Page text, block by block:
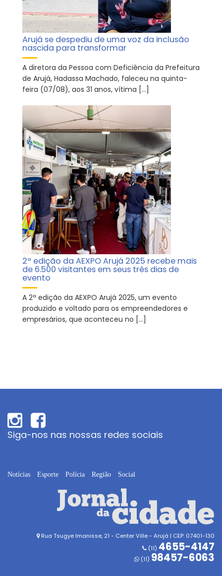
Arujá se despediu de uma voz da inclusão
nascida para transformar
A diretora da Pessoa com Deficiência da Prefeitura
de Arujá, Hadassa Machado, faleceu na quinta-
feira (07/08), aos 31 anos, vítima […]
2ª edição da AEXPO Arujá 2025 recebe mais
de 6.500 visitantes em seus três dias de
evento
A 2ª edição da AEXPO Arujá 2025, um evento
produzido e voltado para os empreendedores e
empresários, que aconteceu no […]
Siga-nos nas nossas redes sociais
Notícias Esporte Polícia Região Social
Rua Tsugye Imanisse, 21 - Center Ville - Arujá | CEP: 07401-130
(11) 4655-4147
(11) 98457-6063